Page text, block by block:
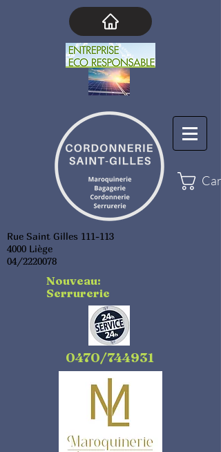
Cart
Rue Saint Gilles 111-113
4000 Liège
04/2220078
Nouveau:
Serrurerie
0470/744931